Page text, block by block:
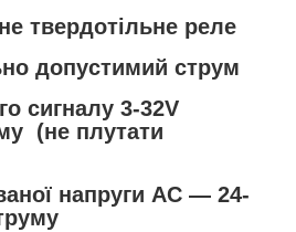
твердотільне реле
допустимий струм
сигналу 3-32V
(не плутати
напруги АС — 24-